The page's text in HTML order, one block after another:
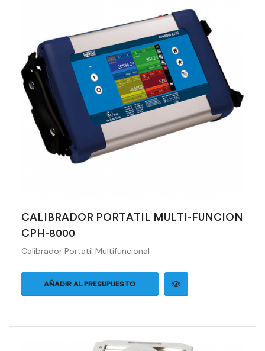
CALIBRADOR PORTATIL MULTI-FUNCION
CPH-8000
Calibrador Portatil Multifuncional
AÑADIR AL PRESUPUESTO